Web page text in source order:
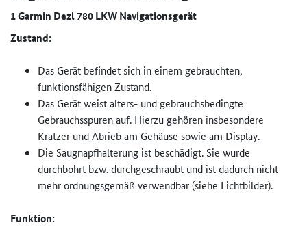
1 Garmin Dezl 780 LKW Navigationsgerät
Zustand:
Das Gerät befindet sich in einem gebrauchten,
funktionsfähigen Zustand.
Das Gerät weist alters- und gebrauchsbedingte
Gebrauchsspuren auf. Hierzu gehören insbesondere
Kratzer und Abrieb am Gehäuse sowie am Display.
Die Saugnapfhalterung ist beschädigt. Sie wurde
durchbohrt bzw. durchgeschraubt und ist dadurch nicht
mehr ordnungsgemäß verwendbar (siehe Lichtbilder).
Funktion: